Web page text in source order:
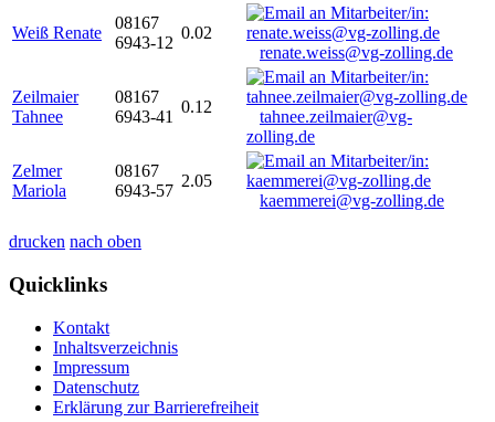
Weiß Renate
08167
6943-12
0.02
renate.weiss@vg-zolling.de
Zeilmaier
Tahnee
08167
6943-41
0.12
tahnee.zeilmaier@vg-
zolling.de
Zelmer
Mariola
08167
6943-57
2.05
kaemmerei@vg-zolling.de
drucken nach oben
Quicklinks
Kontakt
Inhaltsverzeichnis
Impressum
Datenschutz
Erklärung zur Barrierefreiheit